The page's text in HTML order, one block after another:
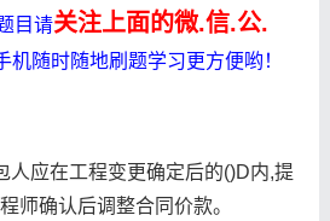
目请关注上面的微.信.公.
机随时随地刷题学习更方便哟！
人应在工程变更确定后的()D内,提
师确认后调整合同价款。